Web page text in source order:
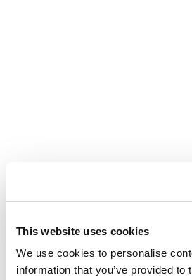
This website uses cookies
We use cookies to personalise
information that you’ve provided